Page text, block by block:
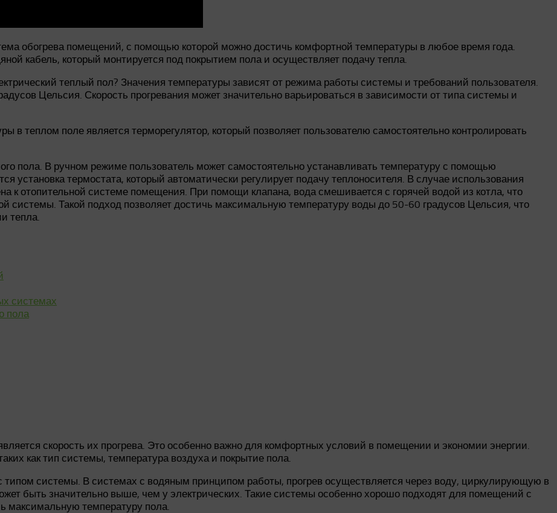
обогрева помещений, с помощью которой можно достичь комфортной температуры в любое время года.
кабель, который монтируется под покрытием пола и осуществляет подачу тепла.
теплый пол? Значения температуры зависят от режима работы системы и требований пользователя.
Цельсия. Скорость прогревания может значительно варьироваться в зависимости от типа системы и
в теплом поле является терморегулятор, который позволяет пользователю самостоятельно контролировать
пола. В ручном режиме пользователь может самостоятельно устанавливать температуру с помощью
установка термостата, который автоматически регулирует подачу теплоносителя. В случае использования
к отопительной системе помещения. При помощи клапана, вода смешивается с горячей водой из котла, что
системы. Такой подход позволяет достичь максимальную температуру воды до 50-60 градусов Цельсия, что
тепла.
системах
пола
скорость их прогрева. Это особенно важно для комфортных условий в помещении и экономии энергии.
как тип системы, температура воздуха и покрытие пола.
типом системы. В системах с водяным принципом работы, прогрев осуществляется через воду, циркулирующую в
быть значительно выше, чем у электрических. Такие системы особенно хорошо подходят для помещений с
максимальную температуру пола.